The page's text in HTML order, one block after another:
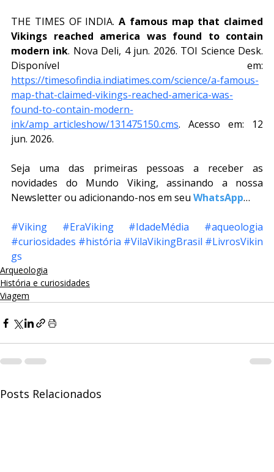
THE TIMES OF INDIA. A famous map that claimed
Vikings reached america was found to contain
modern ink. Nova Deli, 4 jun. 2026. TOI Science Desk.
https://timesofindia.indiatimes.com/science/a-famous-
map-that-claimed-vikings-reached-america-was-
found-to-contain-modern-
ink/amp_articleshow/131475150.cms. Acesso em: 12
jun. 2026.
Seja uma das primeiras pessoas a receber as
novidades do Mundo Viking, assinando a nossa
Newsletter ou adicionando-nos em seu WhatsApp…
#Viking #EraViking #IdadeMédia
#aqueologia
#curiosidades #história #VilaVikingBrasil #LivrosVikin
gs
Arqueologia
História e curiosidades
Viagem
Posts Relacionados